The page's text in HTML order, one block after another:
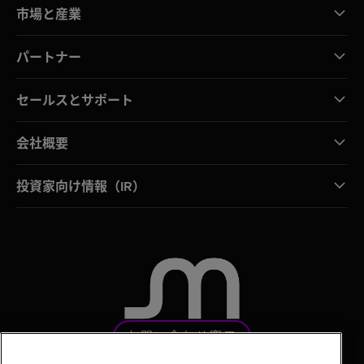
市場と産業
パートナー
セールスとサポート
会社概要
投資家向け情報（IR）
お問い合わせ窓口